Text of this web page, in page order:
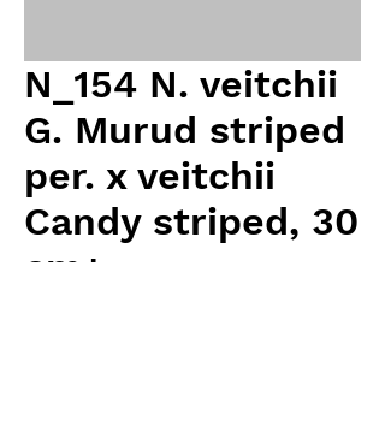
N_154 N. veitchii
G. Murud striped
per. x veitchii
Candy striped, 30
cm+